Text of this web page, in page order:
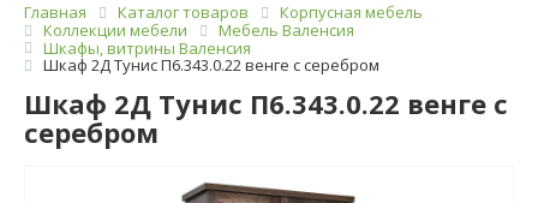
Главная Каталог товаров
Корпусная мебель
Коллекции мебели
Мебель Валенсия
Шкафы, витрины Валенсия
Шкаф 2Д Тунис П6.343.0.22 венге с серебром
Шкаф 2Д Тунис П6.343.0.22 венге с
серебром